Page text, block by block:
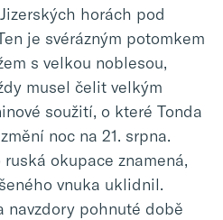
horách pod
je svérázným potomkem
s velkou noblesou,
musel čelit velkým
soužití, o které Tonda
noc na 21. srpna.
okupace znamená,
vnuka uklidnil.
navzdory pohnuté době